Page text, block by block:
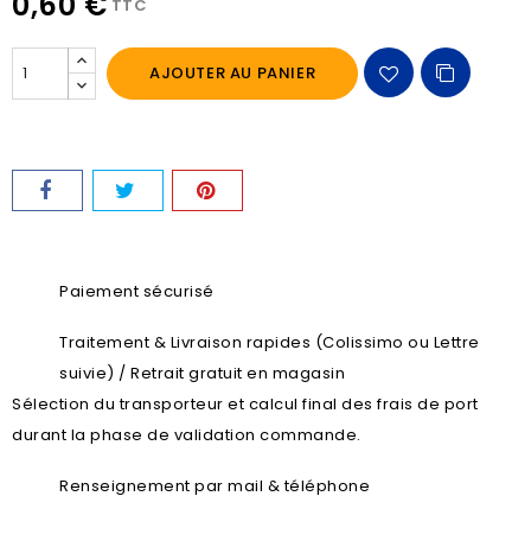
TTC
AJOUTER AU PANIER
Paiement sécurisé
Traitement & Livraison rapides (Colissimo ou Lettre
suivie) / Retrait gratuit en magasin
Sélection du transporteur et calcul final des frais de port
durant la phase de validation commande.
Renseignement par mail & téléphone